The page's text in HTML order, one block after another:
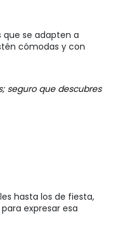
que se adapten a
cómodas y con
seguro que descubres
hasta los de fiesta,
expresar esa